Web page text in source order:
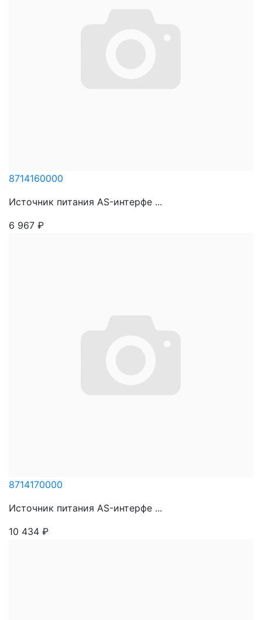
8714160000
Источник питания AS-интерфе ...
6 967 ₽
8714170000
Источник питания AS-интерфе ...
10 434 ₽